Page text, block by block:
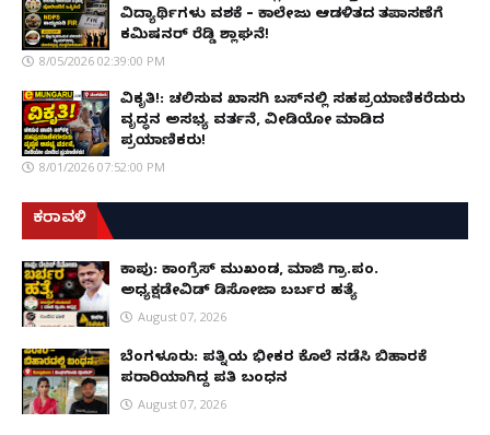
ವಿದ್ಯಾರ್ಥಿಗಳು ವಶಕ್ಕೆ – ಕಾಲೇಜು ಆಡಳಿತದ ತಪಾಸಣೆಗೆ
ಕಮಿಷನರ್ ರೆಡ್ಡಿ ಶ್ಲಾಘನೆ!
8/05/2026 02:39:00 PM
ವಿಕೃತಿ!: ಚಲಿಸುವ ಖಾಸಗಿ ಬಸ್‌ನಲ್ಲಿ ಸಹಪ್ರಯಾಣಿಕರೆದುರು
ವೃದ್ಧನ ಅಸಭ್ಯ ವರ್ತನೆ, ವೀಡಿಯೋ ಮಾಡಿದ
ಪ್ರಯಾಣಿಕರು!
8/01/2026 07:52:00 PM
ಕರಾವಳಿ
ಕಾಪು: ಕಾಂಗ್ರೆಸ್ ಮುಖಂಡ, ಮಾಜಿ ಗ್ರಾ.ಪಂ.
ಅಧ್ಯಕ್ಷಡೇವಿಡ್ ಡಿಸೋಜಾ ಬರ್ಬರ ಹತ್ಯೆ
August 07, 2026
ಬೆಂಗಳೂರು: ಪತ್ನಿಯ ಭೀಕರ ಕೊಲೆ ನಡೆಸಿ ಬಿಹಾರಕ್ಕೆ
ಪರಾರಿಯಾಗಿದ್ದ ಪತಿ ಬಂಧನ
August 07, 2026